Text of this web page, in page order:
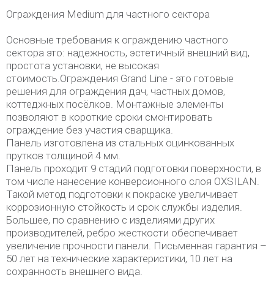
Ограждения Medium для частного сектора
Основные требования к ограждению частного
сектора это: надежность, эстетичный внешний вид,
простота установки, не высокая
стоимость.Ограждения Grand Line - это готовые
решения для ограждения дач, частных домов,
коттеджных посёлков. Монтажные элементы
позволяют в короткие сроки смонтировать
ограждение без участия сварщика.
Панель изготовлена из стальных оцинкованных
прутков толщиной 4 мм.
Панель проходит 9 стадий подготовки поверхности, в
том числе нанесение конверсионного слоя OXSILAN.
Такой метод подготовки к покраске увеличивает
коррозионную стойкость и срок службы изделия.
Большее, по сравнению с изделиями других
производителей, ребро жесткости обеспечивает
увеличение прочности панели. Письменная гарантия –
50 лет на технические характеристики, 10 лет на
сохранность внешнего вида.